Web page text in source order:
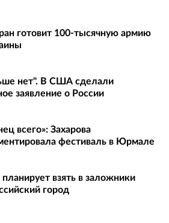
готовит 100-тысячную армию
нет". В США сделали
заявление о России
всего»: Захарова
фестиваль в Юрмале
планирует взять в заложники
город